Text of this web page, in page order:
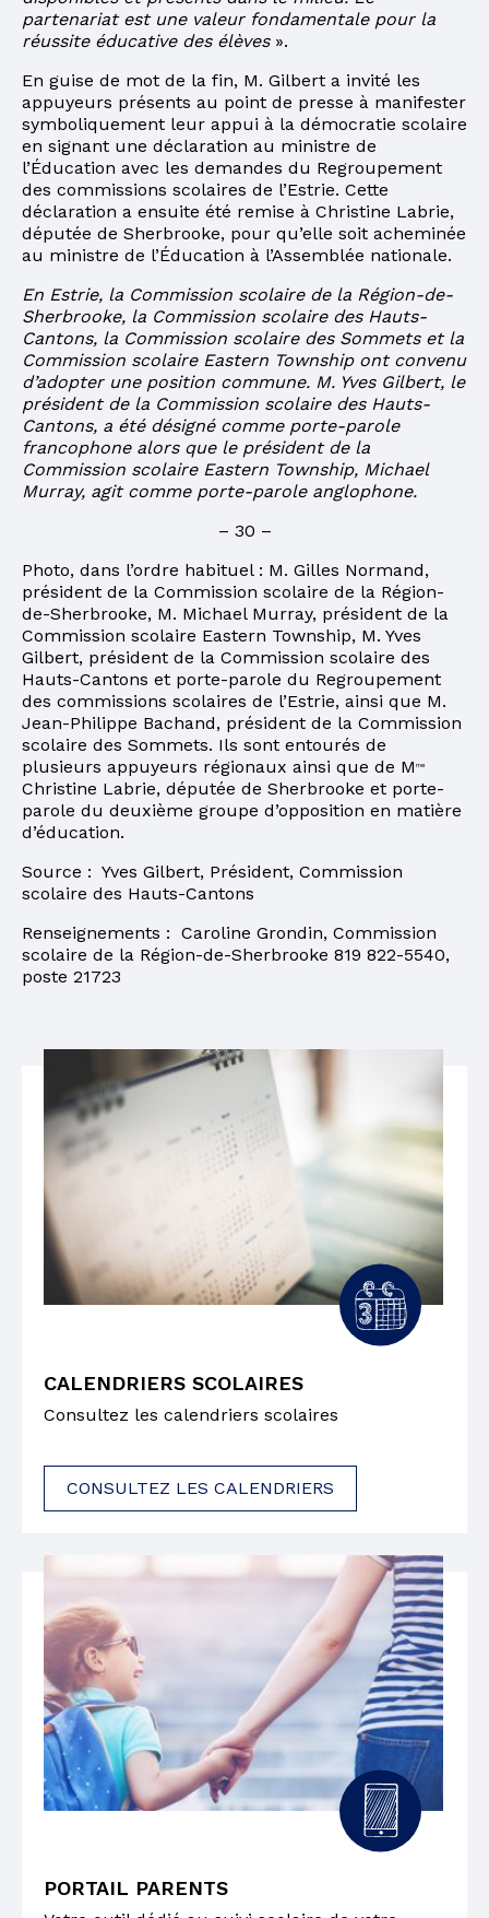
partenariat est une valeur fondamentale pour la
réussite éducative des élèves».
En guise de mot de la fin, M. Gilbert a invité les
appuyeurs présents au point de presse à manifester
symboliquement leur appui à la démocratie scolaire
en signant une déclaration au ministre de
l’Éducation avec les demandes du Regroupement
des commissions scolaires de l’Estrie. Cette
déclaration a ensuite été remise à Christine Labrie,
députée de Sherbrooke, pour qu’elle soit acheminée
au ministre de l’Éducation à l’Assemblée nationale.
En Estrie, la Commission scolaire de la Région-de-
Sherbrooke, la Commission scolaire des Hauts-
Cantons, la Commission scolaire des Sommets et la
Commission scolaire Eastern Township ont convenu
d’adopter une position commune. M. Yves Gilbert, le
président de la Commission scolaire des Hauts-
Cantons, a été désigné comme porte-parole
francophone alors que le président de la
Commission scolaire Eastern Township, Michael
Murray, agit comme porte-parole anglophone.
– 30 –
Photo, dans l’ordre habituel : M. Gilles Normand,
président de la Commission scolaire de la Région-
de-Sherbrooke, M. Michael Murray, président de la
Commission scolaire Eastern Township, M. Yves
Gilbert, président de la Commission scolaire des
Hauts-Cantons et porte-parole du Regroupement
des commissions scolaires de l’Estrie, ainsi que M.
Jean-Philippe Bachand, président de la Commission
scolaire des Sommets. Ils sont entourés de
plusieurs appuyeurs régionaux ainsi que de M me
Christine Labrie, députée de Sherbrooke et porte-
parole du deuxième groupe d’opposition en matière
d’éducation.
Source : Yves Gilbert, Président, Commission
scolaire des Hauts-Cantons
Renseignements : Caroline Grondin, Commission
scolaire de la Région-de-Sherbrooke 819 822-5540,
poste 21723
CALENDRIERS SCOLAIRES
Consultez les calendriers scolaires
CONSULTEZ LES CALENDRIERS
PORTAIL PARENTS